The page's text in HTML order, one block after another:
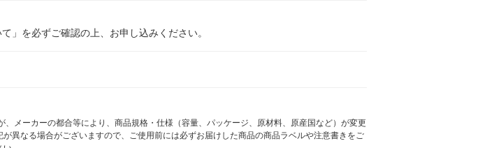
」を必ずご確認の上、お申し込みください。
メーカーの都合等により、商品規格・仕様（容量、パッケージ、原材料、原産国など）が変更
異なる場合がございますので、ご使用前には必ずお届けした商品の商品ラベルや注意書きをご